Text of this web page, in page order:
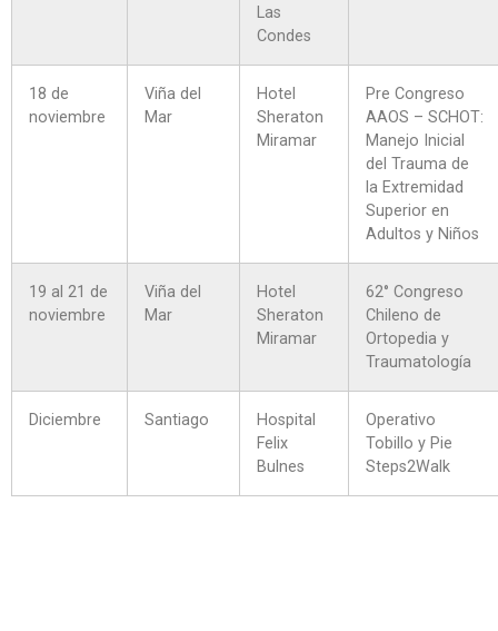
Las
Condes
18 de
noviembre
Viña del
Mar
Hotel
Sheraton
Miramar
Pre Congreso
AAOS – SCHOT:
Manejo Inicial
del Trauma de
la Extremidad
Superior en
Adultos y Niños
19 al 21 de
noviembre
Viña del
Mar
Hotel
Sheraton
Miramar
62° Congreso
Chileno de
Ortopedia y
Traumatología
Diciembre Santiago
Hospital
Felix
Bulnes
Operativo
Tobillo y Pie
Steps2Walk